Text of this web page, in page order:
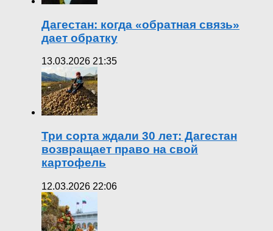
Дагестан: когда «обратная связь»
дает обратку
13.03.2026 21:35
Три сорта ждали 30 лет: Дагестан
возвращает право на свой
картофель
12.03.2026 22:06